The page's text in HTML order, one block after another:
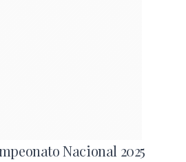
Nacional 2025